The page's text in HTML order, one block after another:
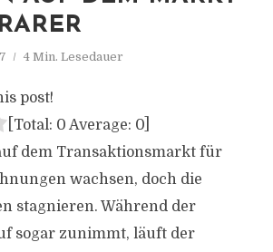
4 Min. Lesedauer
post!
[Total: 0 Average: 0]
dem Transaktionsmarkt für
wachsen, doch die
stagnieren. Während der
sogar zunimmt, läuft der